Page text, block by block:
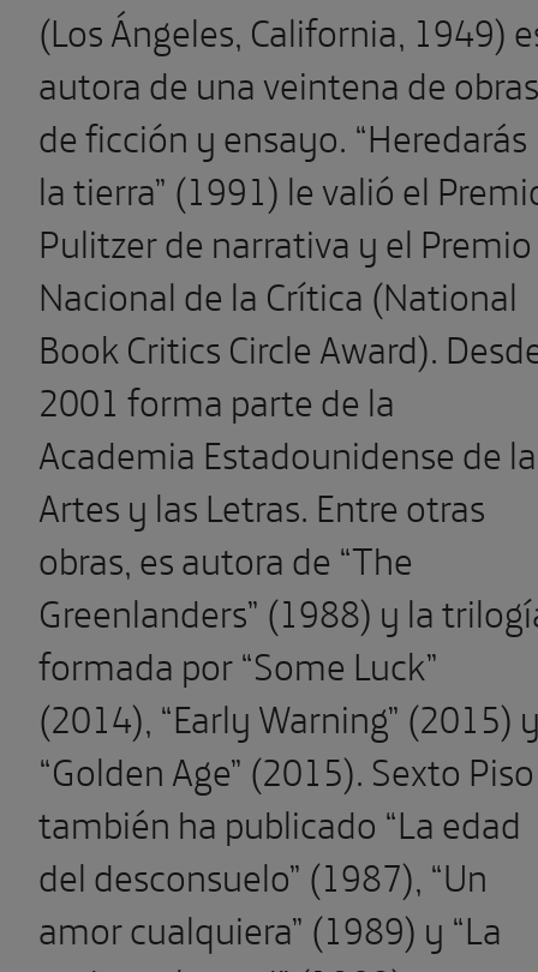
(Los Ángeles, California, 1949)
autora de una veintena de obras
de ficción y ensayo. “Heredarás
la tierra” (1991) le valió el
Pulitzer de narrativa y el Premio
Nacional de la Crítica (National
Book Critics Circle Award).
2001 forma parte de la
Academia Estadounidense de
Artes y las Letras. Entre otras
obras, es autora de “The
Greenlanders” (1988) y la
formada por “Some Luck”
(2014), “Early Warning” (2015)
“Golden Age” (2015). Sexto Piso
también ha publicado “La edad
del desconsuelo” (1987), “Un
amor cualquiera” (1989) y “La